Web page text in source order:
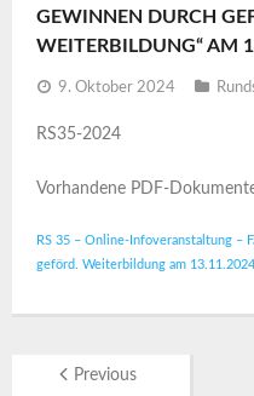
Ansprechpartner
Gute Gründe für eine
GEWINNEN DURCH
WEITERBILDUNG“ AM
9. Oktober 2024
RS35-2024
Vorhandene PDF-
RS 35 – Online-Infoveranstaltung –
geförd. Weiterbildung am 13.11.2024
Previous